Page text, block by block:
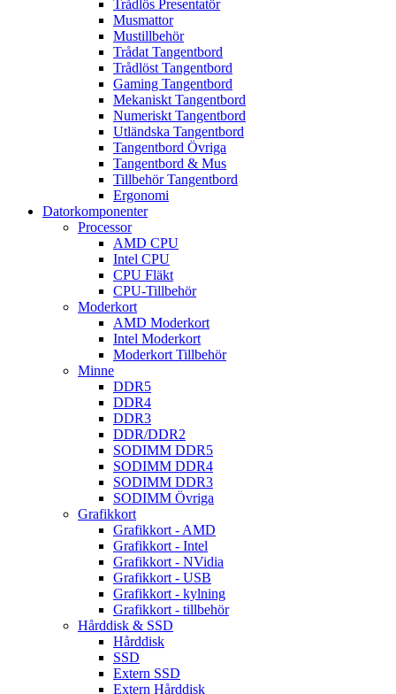
Trådlös Presentatör
Musmattor
Mustillbehör
Trådat Tangentbord
Trådlöst Tangentbord
Gaming Tangentbord
Mekaniskt Tangentbord
Numeriskt Tangentbord
Utländska Tangentbord
Tangentbord Övriga
Tangentbord & Mus
Tillbehör Tangentbord
Ergonomi
Datorkomponenter
Processor
AMD CPU
Intel CPU
CPU Fläkt
CPU-Tillbehör
Moderkort
AMD Moderkort
Intel Moderkort
Moderkort Tillbehör
Minne
DDR5
DDR4
DDR3
DDR/DDR2
SODIMM DDR5
SODIMM DDR4
SODIMM DDR3
SODIMM Övriga
Grafikkort
Grafikkort - AMD
Grafikkort - Intel
Grafikkort - NVidia
Grafikkort - USB
Grafikkort - kylning
Grafikkort - tillbehör
Hårddisk & SSD
Hårddisk
SSD
Extern SSD
Extern Hårddisk